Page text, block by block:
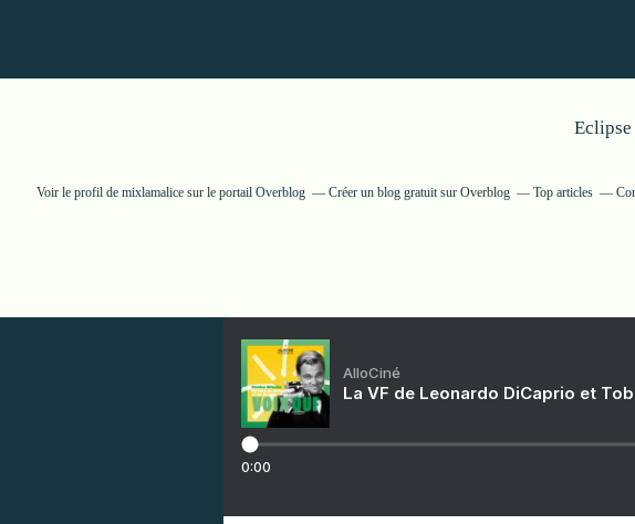
Voir le profil de mixlamalicesur le portail Overblog Créer un blog gratuit sur Overblog Top articles
AlloCiné
La VF de Leonardo DiCaprio et
0:00